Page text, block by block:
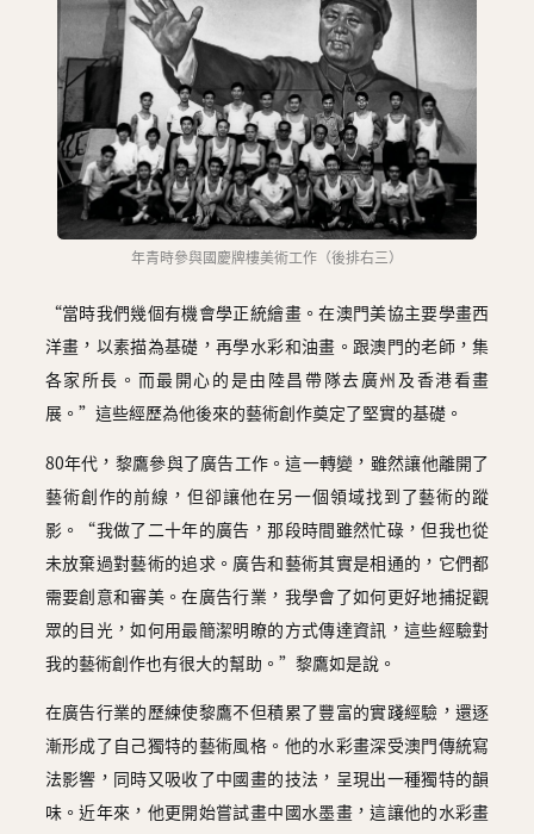
年青時參與國慶牌樓美術工作（後排右三）
“當時我們幾個有機會學正統繪畫。在澳門美協主要學畫西
洋畫，以素描為基礎，再學水彩和油畫。跟澳門的老師，集
各家所長。而最開心的是由陸昌帶隊去廣州及香港看畫
展。”這些經歷為他後來的藝術創作奠定了堅實的基礎。
80年代，黎鷹參與了廣告工作。這一轉變，雖然讓他離開了
藝術創作的前線，但卻讓他在另一個領域找到了藝術的蹤
影。“我做了二十年的廣告，那段時間雖然忙碌，但我也從
未放棄過對藝術的追求。廣告和藝術其實是相通的，它們都
需要創意和審美。在廣告行業，我學會了如何更好地捕捉觀
眾的目光，如何用最簡潔明瞭的方式傳達資訊，這些經驗對
我的藝術創作也有很大的幫助。”黎鷹如是說。
在廣告行業的歷練使黎鷹不但積累了豐富的實踐經驗，還逐
漸形成了自己獨特的藝術風格。他的水彩畫深受澳門傳統寫
法影響，同時又吸收了中國畫的技法，呈現出一種獨特的韻
味。近年來，他更開始嘗試畫中國水墨畫，這讓他的水彩畫